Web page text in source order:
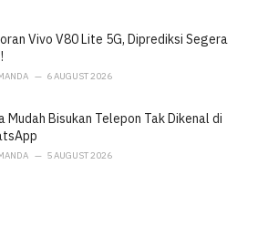
Vivo V80 Lite 5G, Diprediksi Segera
6 AUGUST 2026
Mudah Bisukan Telepon Tak Dikenal di
5 AUGUST 2026